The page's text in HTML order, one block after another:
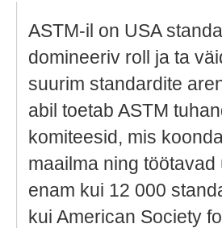
ASTM-il on USA
domineeriv roll ja ta
suurim standardite
abil toetab ASTM
komiteesid, mis
maailma ning
enam kui 12 000
kui American Society